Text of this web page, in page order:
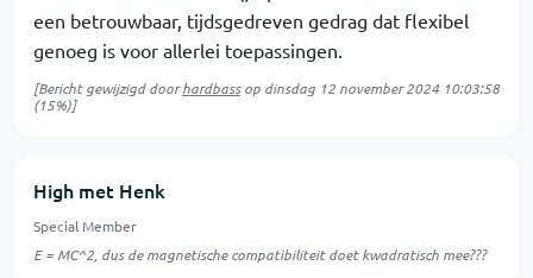
een betrouwbaar, tijdsgedreven gedrag dat flexibel
genoeg is voor allerlei toepassingen.
[Bericht gewijzigd doorhardbassop dinsdag 12 november 2024 10:03:58
(15%)]
High met Henk
Special Member
E = MC^2, dus de magnetische compatibiliteit doet kwadratisch mee???